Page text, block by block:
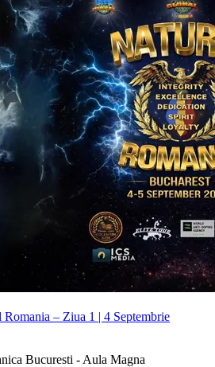
– Ziua 1 | 4 Septembrie
Bucuresti - Aula Magna